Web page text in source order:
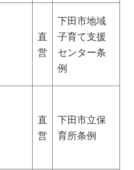
直
営
下田市地域
子育て支援
センター条
例
直
営
下田市立保
育所条例